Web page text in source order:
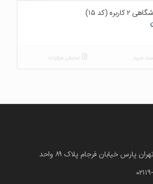
(کد ۱۵)
خرید نمایش جزئیات
پارس خیابان فرجام پلاک ۸۹ واحد